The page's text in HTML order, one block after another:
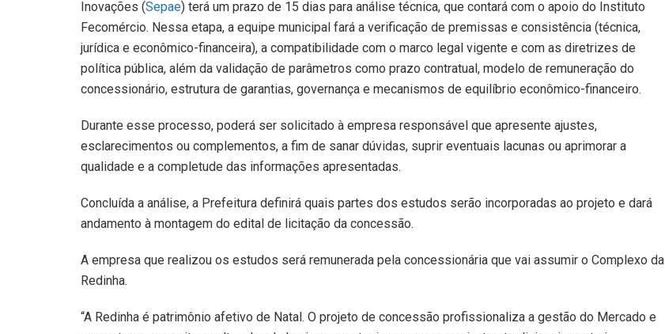
Inovações (Sepae) terá um prazo de 15 dias para análise técnica, que contará com o apoio do Instituto
Fecomércio. Nessa etapa, a equipe municipal fará a verificação de premissas e consistência (técnica,
jurídica e econômico-financeira), a compatibilidade com o marco legal vigente e com as diretrizes de
política pública, além da validação de parâmetros como prazo contratual, modelo de remuneração do
concessionário, estrutura de garantias, governança e mecanismos de equilíbrio econômico-financeiro.
Durante esse processo, poderá ser solicitado à empresa responsável que apresente ajustes,
esclarecimentos ou complementos, a fim de sanar dúvidas, suprir eventuais lacunas ou aprimorar a
qualidade e a completude das informações apresentadas.
Concluída a análise, a Prefeitura definirá quais partes dos estudos serão incorporadas ao projeto e dará
andamento à montagem do edital de licitação da concessão.
A empresa que realizou os estudos será remunerada pela concessionária que vai assumir o Complexo da
Redinha.
“A Redinha é patrimônio afetivo de Natal. O projeto de concessão profissionaliza a gestão do Mercado e